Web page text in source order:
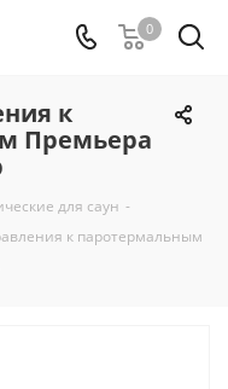
0
к
Премьера
для саун -
к паротермальным